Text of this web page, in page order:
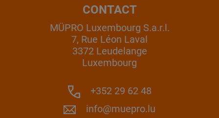
CONTACT
MÜPRO Luxembourg S.a.r.l.
7, Rue Léon Laval
3372 Leudelange
Luxembourg
+352 29 62 48
info@muepro.lu